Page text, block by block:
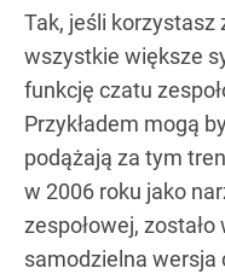
Tak, jeśli korzystasz
wszystkie większe
funkcję czatu
Przykładem mogą
podążają za tym
w 2006 roku jako
zespołowej,
samodzielna wersja